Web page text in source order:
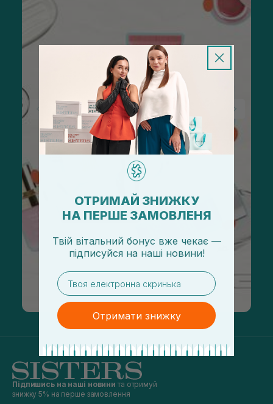
Підпишись на наші новини та отримуй
знижку 5% на перше замовлення
ОТРИМАЙ ЗНИЖКУ
НА ПЕРШЕ ЗАМОВЛЕНЯ
Твій вітальний бонус вже чекає —
підписуйся на наші новини!
email
Отримати знижку